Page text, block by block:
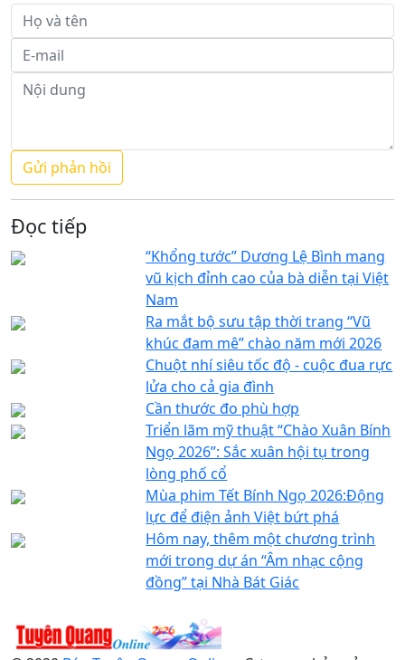
Đọc tiếp
“Khổng tước” Dương Lệ Bình mang
vũ kịch đỉnh cao của bà diễn tại Việt
Nam
Ra mắt bộ sưu tập thời trang “Vũ
khúc đam mê” chào năm mới 2026
Chuột nhí siêu tốc độ - cuộc đua rực
lửa cho cả gia đình
Cần thước đo phù hợp
Triển lãm mỹ thuật “Chào Xuân Bính
Ngọ 2026”: Sắc xuân hội tụ trong
lòng phố cổ
Mùa phim Tết Bính Ngọ 2026:Động
lực để điện ảnh Việt bứt phá
Hôm nay, thêm một chương trình
mới trong dự án “Âm nhạc cộng
đồng” tại Nhà Bát Giác